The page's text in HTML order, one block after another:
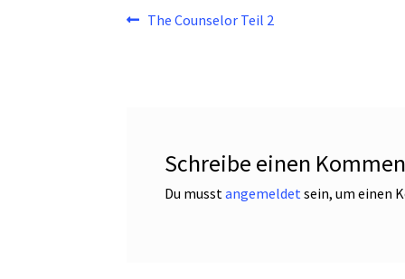
Beitragsnavigation
Vorheriger
The Counselor Teil 2
Schreibe einen
Du musst angemeldet sein, um einen